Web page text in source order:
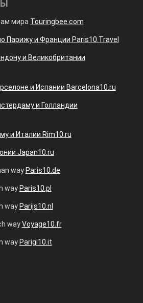
мира Touringbee.com
Парижу и Франции Paris10.Travel
и Великобритании
и Испании Barcelona10.ru
и Голландии
и Италии Rim10.ru
Japan10.ru
way Paris10.de
way Paris10.pl
way Parijs10.nl
wayVoyage10.fr
way Parigi10.it